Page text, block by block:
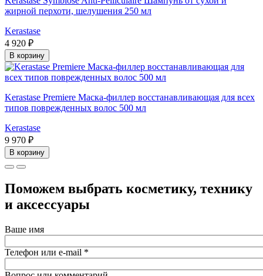
жирной перхоти, шелушения 250 мл
Kerastase
4 920 ₽
В корзину
Kerastase Premiere Маска-филлер восстанавливающая для всех
типов поврежденных волос 500 мл
Kerastase
9 970 ₽
В корзину
Поможем выбрать косметику, технику
и аксессуары
Ваше имя
Телефон или e-mail *